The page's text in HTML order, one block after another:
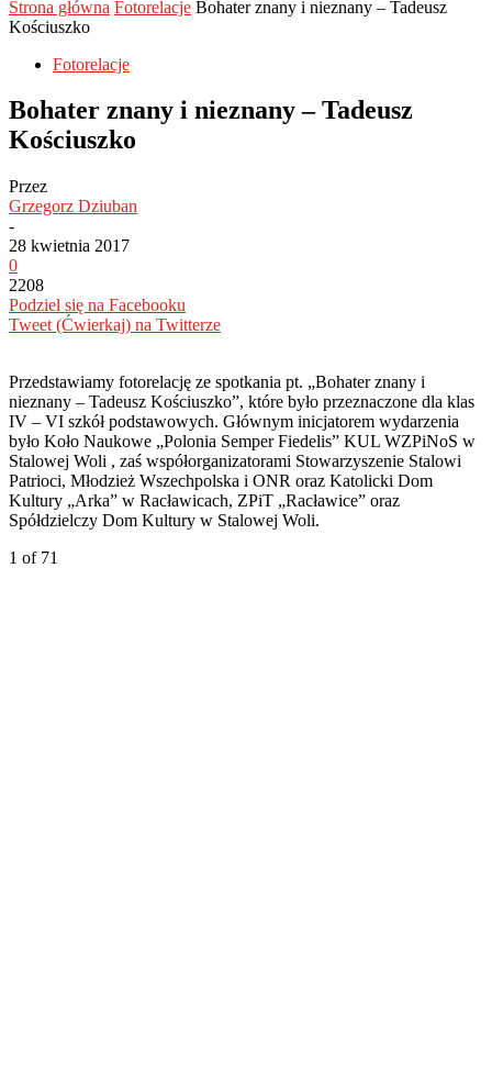
Strona główna Fotorelacje Bohater znany i nieznany – Tadeusz
Kościuszko
Fotorelacje
Bohater znany i nieznany – Tadeusz
Kościuszko
Przez
Grzegorz Dziuban
-
28 kwietnia 2017
0
2208
Podziel się na Facebooku
Tweet (Ćwierkaj) na Twitterze
Przedstawiamy fotorelację ze spotkania pt. „Bohater znany i
nieznany – Tadeusz Kościuszko”, które było przeznaczone dla klas
IV – VI szkół podstawowych. Głównym inicjatorem wydarzenia
było Koło Naukowe „Polonia Semper Fiedelis” KUL WZPiNoS w
Stalowej Woli , zaś współorganizatorami Stowarzyszenie Stalowi
Patrioci, Młodzież Wszechpolska i ONR oraz Katolicki Dom
Kultury „Arka” w Racławicach, ZPiT „Racławice” oraz
Spółdzielczy Dom Kultury w Stalowej Woli.
1 of 71